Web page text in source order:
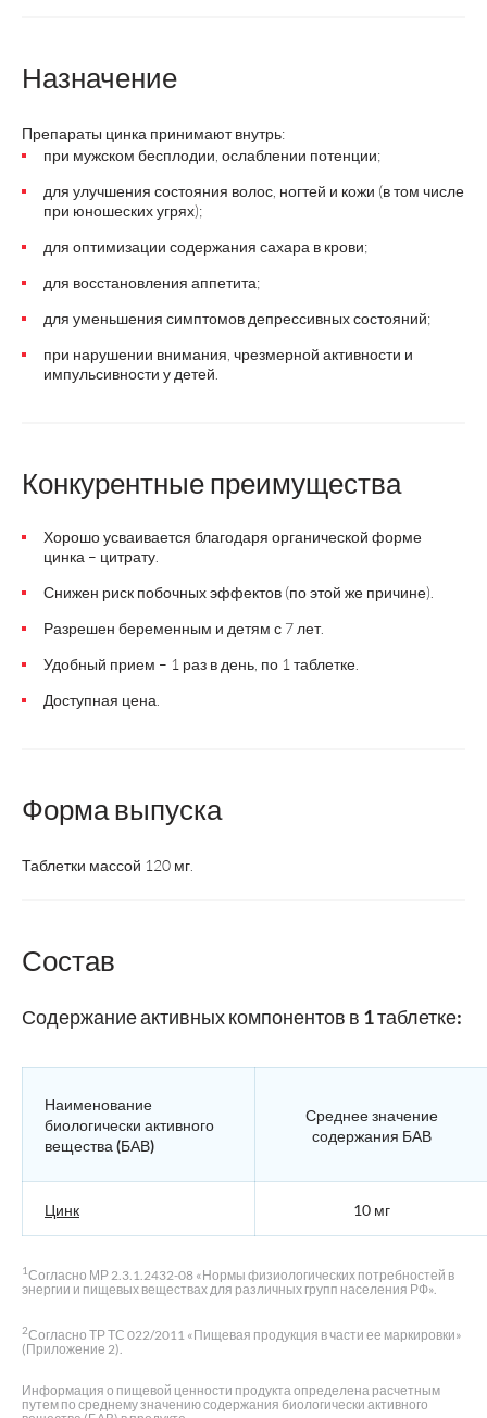
Назначение
Препараты цинка принимают внутрь:
при мужском бесплодии, ослаблении потенции;
для улучшения состояния волос, ногтей и кожи (в том числе
при юношеских угрях);
для оптимизации содержания сахара в крови;
для восстановления аппетита;
для уменьшения симптомов депрессивных состояний;
при нарушении внимания, чрезмерной активности и
импульсивности у детей.
Конкурентные преимущества
Хорошо усваивается благодаря органической форме
цинка – цитрату.
Снижен риск побочных эффектов (по этой же причине).
Разрешен беременным и детям с 7 лет.
Удобный прием – 1 раз в день, по 1 таблетке.
Доступная цена.
Форма выпуска
Таблетки массой 120 мг.
Состав
Содержание активных компонентов в 1 таблетке:
Наименование
биологически активного
вещества (БАВ)
Среднее значение
содержания БАВ
Цинк 10 мг
1Согласно МР 2.3.1.2432-08 «Нормы физиологических потребностей в
энергии и пищевых веществах для различных групп населения РФ».
2Согласно ТР ТС 022/2011 «Пищевая продукция в части ее маркировки»
(Приложение 2).
Информация о пищевой ценности продукта определена расчетным
путем по среднему значению содержания биологически активного